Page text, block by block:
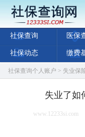
社保查询 医保
社保动态 缴费
社保查询个人账户 > 失业保
失业了如
www.12233si.com